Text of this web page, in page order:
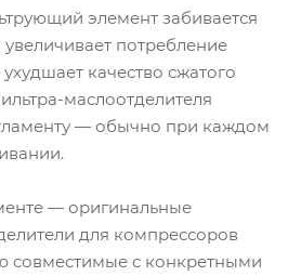
элемент забивается
потребление
качество сжатого
маслоотделителя
— обычно при каждом
— оригинальные
для компрессоров
совместимые с конкретными